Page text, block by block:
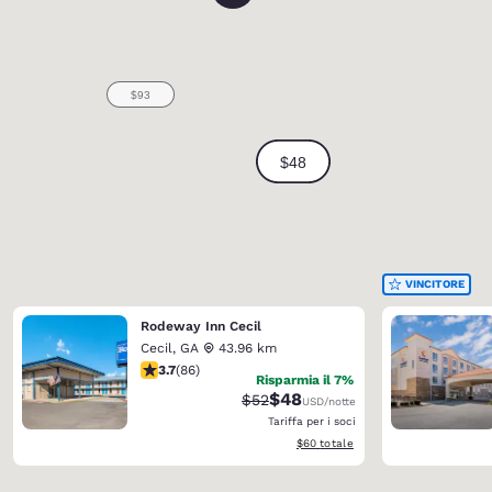
Rodeway Inn Cecil
Cecil, GA
43.96 km
Valutazione di 3.69 stelle. Buono. 86 recensioni
3.7(86)
Risparmia il 7%
Tariffa di barratura:
$52Tariffa scontata:
$48USD/notte
Tariffa per i soci
Visualizza i dettagli totali stimati
$60 totale
VINCITORE